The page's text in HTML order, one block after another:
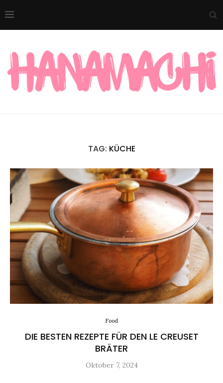
TAG: KÜCHE
Food
DIE BESTEN REZEPTE FÜR DEN LE CREUSET
BRÄTER
Oktober 7, 2024